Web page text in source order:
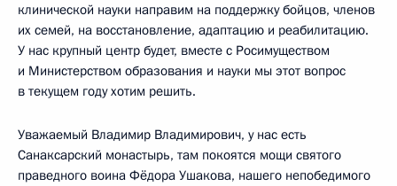
клинической науки направим на поддержку бойцов, членов
их семей, на восстановление, адаптацию и реабилитацию.
У нас крупный центр будет, вместе с Росимуществом
и Министерством образования и науки мы этот вопрос
в текущем году хотим решить.
Уважаемый Владимир Владимирович, у нас есть
Санаксарский монастырь, там покоятся мощи святого
праведного воина Фёдора Ушакова, нашего непобедимого